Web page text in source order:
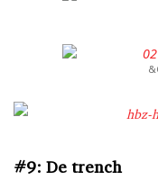
#9: De trench